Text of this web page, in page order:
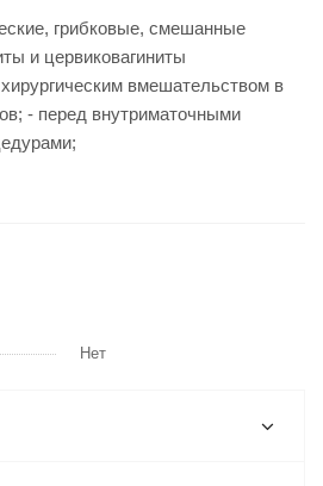
грибковые, смешанные
и цервиковагиниты
вмешательством в
- перед внутриматочными
Нет